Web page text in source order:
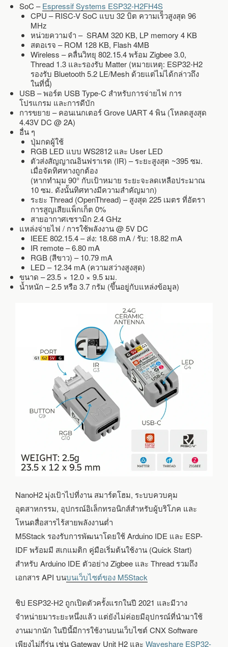
SoC –Espressif Systems ESP32-H2FH4S
CPU – RISC-V SoC แบบ 32 บิต ความเร็วสูงสุด 96
MHz
หน่วยความจำ – SRAM 320 KB, LP memory 4 KB
สตอเรจ – ROM 128 KB, Flash 4MB
Wireless – คลื่นวิทยุ 802.15.4 พร้อม Zigbee 3.0,
Thread 1.3 และรองรับ Matter (หมายเหตุ: ESP32-H2
รองรับ Bluetooth 5.2 LE/Mesh ด้วยแต่ไม่ได้กล่าวถึง
ในที่นี้)
USB – พอร์ต USB Type-C สำหรับการจ่ายไฟ การ
โปรแกรม และการดีบัก
การขยาย – คอนเนกเตอร์ Grove UART 4 ​​พิน (โหลดสูงสุด
4.43V DC @ 2A)
อื่น ๆ
ปุ่มกดผู้ใช้
RGB LED แบบ WS2812 และ User LED
ตัวส่งสัญญาณอินฟราเรด (IR) – ระยะสูงสุด ~395 ซม.
เมื่อจัดทิศทางถูกต้อง
(หากทำมุม 90° กับเป้าหมาย ระยะจะลดเหลือประมาณ
10 ซม. ดังนั้นทิศทางมีความสำคัญมาก)
ระยะ Thread (OpenThread) – สูงสุด 225 เมตร ที่อัตรา
การสูญเสียแพ็กเก็ต 0%
สายอากาศเซรามิก 2.4 GHz
แหล่งจ่ายไฟ / การใช้พลังงาน @ 5V DC
IEEE 802.15.4 – ส่ง: 18.68 mA / รับ: 18.82 mA
IR remote – 6.80 mA
RGB (สีขาว) – 10.79 mA
LED – 12.34 mA (ความสว่างสูงสุด)
ขนาด – 23.5 × 12.0 × 9.5 มม.
น้ำหนัก – 2.5 หรือ 3.7 กรัม (ขึ้นอยู่กับแหล่งข้อมูล)
NanoH2 มุ่งเป้าไปที่งาน สมาร์ตโฮม, ระบบควบคุม
อุตสาหกรรม, อุปกรณ์อิเล็กทรอนิกส์สำหรับผู้บริโภค และ
โหนดสื่อสารไร้สายพลังงานต่ำ
M5Stack รองรับการพัฒนาโดยใช้ Arduino IDE และ ESP-
IDF พร้อมมี สเกแมติก คู่มือเริ่มต้นใช้งาน (Quick Start)
สำหรับ Arduino IDE ตัวอย่าง Zigbee และ Thread รวมถึง
เอกสาร API บนบนเว็บไซต์ของ M5Stack
ชิป ESP32-H2 ถูกเปิดตัวครั้งแรกในปี 2021 และมีวาง
จำหน่ายมาระยะหนึ่งแล้ว แต่ยังไม่ค่อยมีอุปกรณ์ที่นำมาใช้
งานมากนัก ในปีนี้มีการใช้งานบนเว็บไซต์ CNX Software
เพียงไม่กี่รุ่น เช่น Gateway Unit H2 และ Waveshare ESP32-